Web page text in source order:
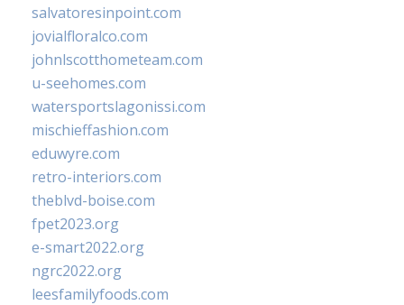
salvatoresinpoint.com
jovialfloralco.com
johnlscotthometeam.com
u-seehomes.com
watersportslagonissi.com
mischieffashion.com
eduwyre.com
retro-interiors.com
theblvd-boise.com
fpet2023.org
e-smart2022.org
ngrc2022.org
leesfamilyfoods.com